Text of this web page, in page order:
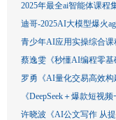
2025年最全ai智能体课程
迪哥-2025AI大模型爆火
青少年AI应用实操综合
蔡逸雯《秒懂AI编程零基
罗勇《AI量化交易高效构
《DeepSeek＋爆款短视
许晓波《AI公文写作 从